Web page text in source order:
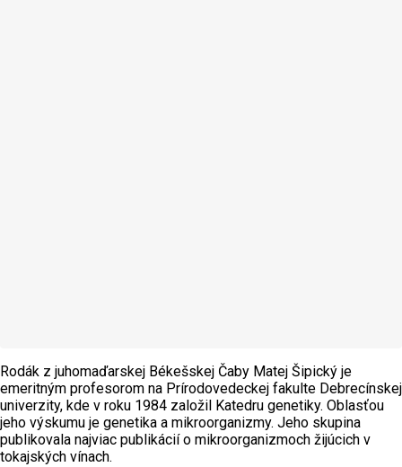
Rodák z juhomaďarskej Békešskej Čaby Matej Šipický je
emeritným profesorom na Prírodovedeckej fakulte Debrecínskej
univerzity, kde v roku 1984 založil Katedru genetiky. Oblasťou
jeho výskumu je genetika a mikroorganizmy. Jeho skupina
publikovala najviac publikácií o mikroorganizmoch žijúcich v
tokajských vínach.